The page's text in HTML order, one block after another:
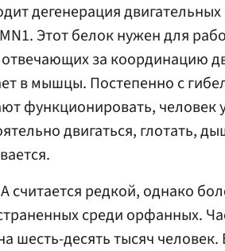
дегенерация
Этот белок нужен для
за координацию
в мышцы. Постепенно с
функционировать, человек
двигаться, глотать,
считается редкой, однако
среди орфанных.
шесть-десять тысяч